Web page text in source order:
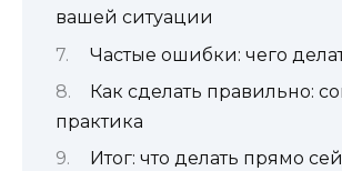
вашей ситуации
Частые ошибки: чего
Как сделать правильно:
практика
Итог: что делать прямо